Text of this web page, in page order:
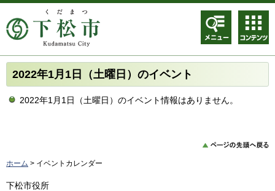
メニュ
ー
コンテ
ンツメ
ニュー
2022年1月1日（土曜日）のイベント
2022年1月1日（土曜日）のイベント情報はありません。
ホーム > イベントカレンダー
下松市役所